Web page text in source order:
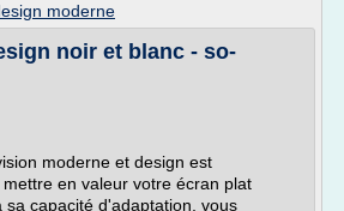
moderne
noir et blanc - so-
moderne et design est
en valeur votre écran plat
sa capacité d'adaptation, vous